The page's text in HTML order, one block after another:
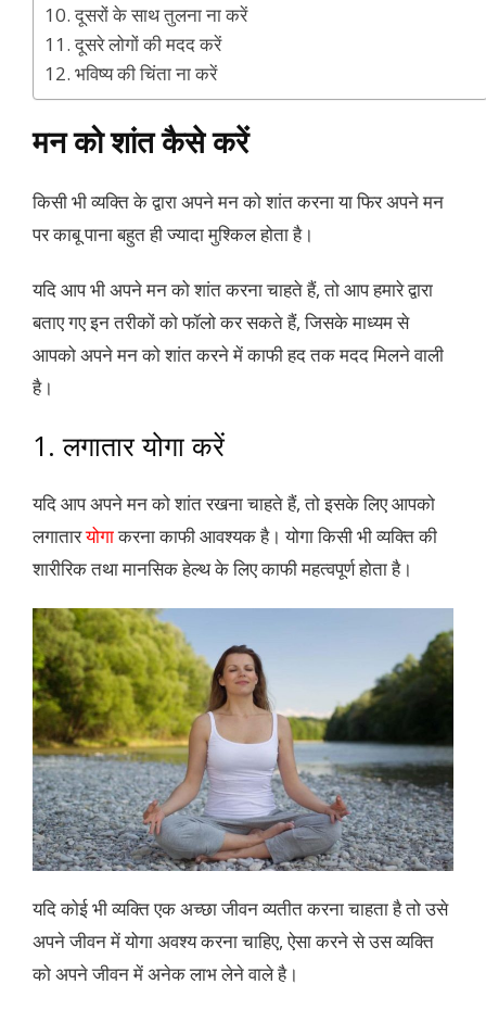
10. दूसरों के साथ तुलना ना करें
11. दूसरे लोगों की मदद करें
12. भविष्य की चिंता ना करें
मन को शांत कैसे करें
किसी भी व्यक्ति के द्वारा अपने मन को शांत करना या फिर अपने मन
पर काबू पाना बहुत ही ज्यादा मुश्किल होता है।
यदि आप भी अपने मन को शांत करना चाहते हैं, तो आप हमारे द्वारा
बताए गए इन तरीकों को फॉलो कर सकते हैं, जिसके माध्यम से
आपको अपने मन को शांत करने में काफी हद तक मदद मिलने वाली
है।
1. लगातार योगा करें
यदि आप अपने मन को शांत रखना चाहते हैं, तो इसके लिए आपको
लगातारयोगाकरना काफी आवश्यक है। योगा किसी भी व्यक्ति की
शारीरिक तथा मानसिक हेल्थ के लिए काफी महत्वपूर्ण होता है।
यदि कोई भी व्यक्ति एक अच्छा जीवन व्यतीत करना चाहता है तो उसे
अपने जीवन में योगा अवश्य करना चाहिए, ऐसा करने से उस व्यक्ति
को अपने जीवन में अनेक लाभ लेने वाले है।